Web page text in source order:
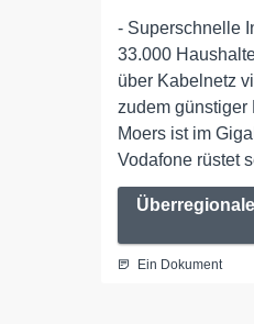
- Superschnelle
33.000
über Kabelnetz
zudem günstiger
Moers ist im
Vodafone rüstet
Ein Dokument